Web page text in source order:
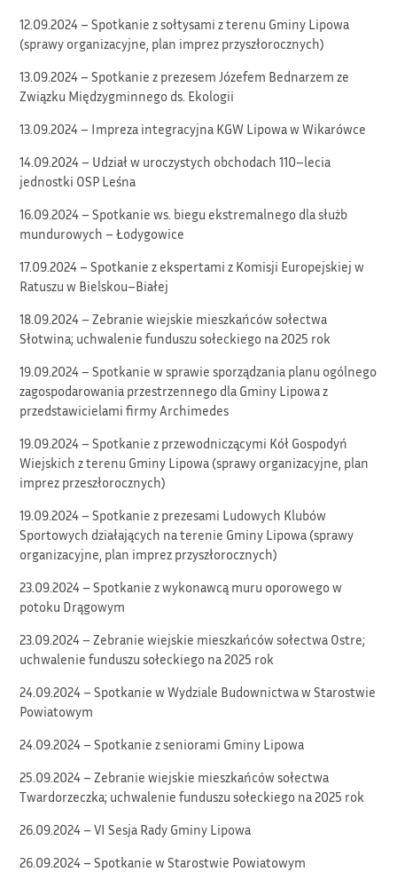
12.09.2024 – Spotkanie z sołtysami z terenu Gminy Lipowa
(sprawy organizacyjne, plan imprez przyszłorocznych)
13.09.2024 – Spotkanie z prezesem Józefem Bednarzem ze
Związku Międzygminnego ds. Ekologii
13.09.2024 – Impreza integracyjna KGW Lipowa w Wikarówce
14.09.2024 – Udział w uroczystych obchodach 110–lecia
jednostki OSP Leśna
16.09.2024 – Spotkanie ws. biegu ekstremalnego dla służb
mundurowych – Łodygowice
17.09.2024 – Spotkanie z ekspertami z Komisji Europejskiej w
Ratuszu w Bielskou–Białej
18.09.2024 – Zebranie wiejskie mieszkańców sołectwa
Słotwina; uchwalenie funduszu sołeckiego na 2025 rok
19.09.2024 – Spotkanie w sprawie sporządzania planu ogólnego
zagospodarowania przestrzennego dla Gminy Lipowa z
przedstawicielami firmy Archimedes
19.09.2024 – Spotkanie z przewodniczącymi Kół Gospodyń
Wiejskich z terenu Gminy Lipowa (sprawy organizacyjne, plan
imprez przeszłorocznych)
19.09.2024 – Spotkanie z prezesami Ludowych Klubów
Sportowych działających na terenie Gminy Lipowa (sprawy
organizacyjne, plan imprez przyszłorocznych)
23.09.2024 – Spotkanie z wykonawcą muru oporowego w
potoku Drągowym
23.09.2024 – Zebranie wiejskie mieszkańców sołectwa Ostre;
uchwalenie funduszu sołeckiego na 2025 rok
24.09.2024 – Spotkanie w Wydziale Budownictwa w Starostwie
Powiatowym
24.09.2024 – Spotkanie z seniorami Gminy Lipowa
25.09.2024 – Zebranie wiejskie mieszkańców sołectwa
Twardorzeczka; uchwalenie funduszu sołeckiego na 2025 rok
26.09.2024 – VI Sesja Rady Gminy Lipowa
26.09.2024 – Spotkanie w Starostwie Powiatowym